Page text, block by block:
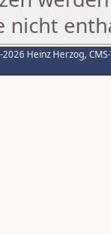
nicht
Heinz Herzog,